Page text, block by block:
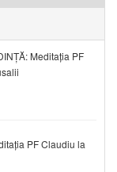
Meditația PF
PF Claudiu la